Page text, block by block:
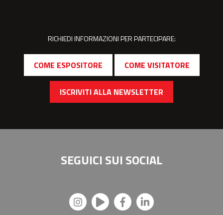
RICHIEDI INFORMAZIONI PER PARTECIPARE:
COME ESPOSITORE COME VISITATORE
ISCRIVITI ALLA NEWSLETTER
SEGUICI SUISOCIAL